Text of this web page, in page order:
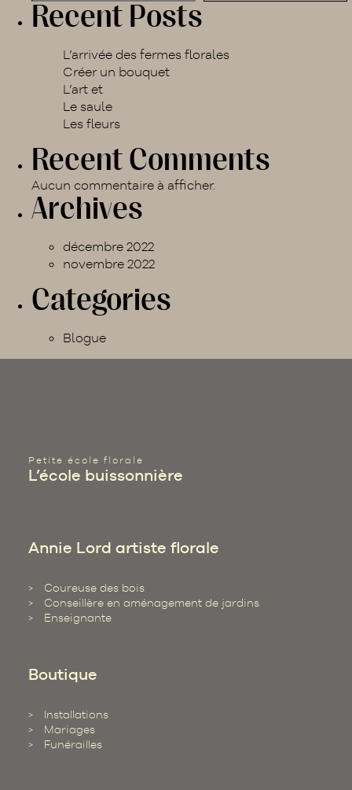
Recent Posts
L’arrivée des fermes florales
Créer un bouquet
L’art et
Le saule
Les fleurs
Recent Comments
Aucun commentaire à afficher.
Archives
décembre 2022
novembre 2022
Categories
Blogue
Petite école florale
L’école buissonnière
Annie Lord artiste florale
Coureuse des bois
Conseillère en aménagement de jardins
Enseignante
Boutique
Installations
Mariages
Funérailles